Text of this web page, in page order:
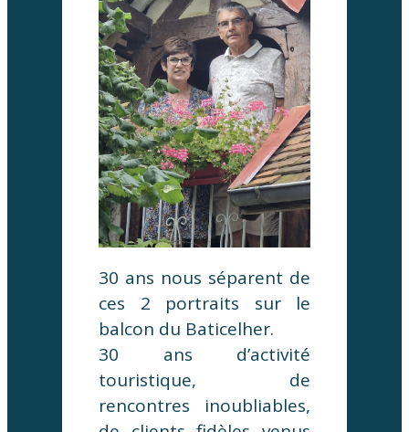
30 ans nous séparent de
ces 2 portraits sur le
balcon du Baticelher.
30 ans d’activité
touristique, de
rencontres inoubliables,